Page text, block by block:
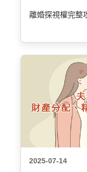
離婚探視權完整
2025-07-14